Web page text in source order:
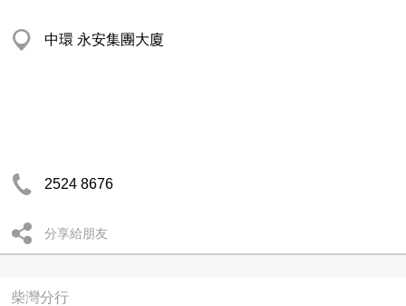
中環 永安集團大廈
2524 8676
分享給朋友
柴灣分行